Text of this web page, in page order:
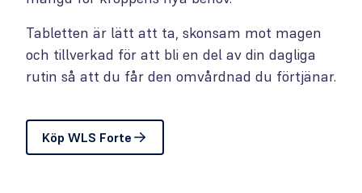
Tabletten är lätt att ta, skonsam mot magen
och tillverkad för att bli en del av din dagliga
rutin så att du får den omvårdnad du förtjänar.
Köp WLS Forte